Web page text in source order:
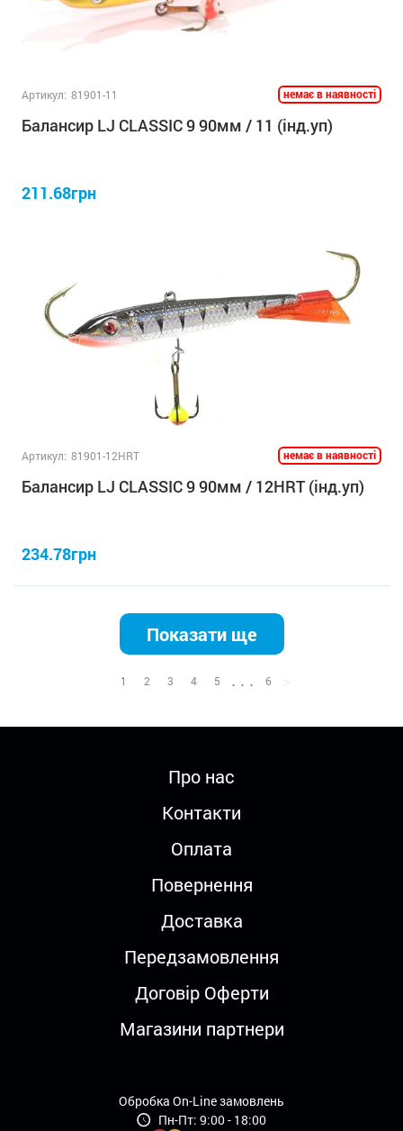
Артикул: 81901-11 немає в наявності
Балансир LJ CLASSIC 9 90мм / 11 (інд.уп)
211.68грн
Артикул: 81901-12HRT немає в наявності
Балансир LJ CLASSIC 9 90мм / 12HRT (інд.уп)
234.78грн
Показати ще
1 2 3 4 5 . . . 6 >
Про нас
Контакти
Оплата
Повернення
Доставка
Передзамовлення
Договір Оферти
Магазини партнери
Обробка On-Line замовлень
Пн-Пт: 9:00 - 18:00